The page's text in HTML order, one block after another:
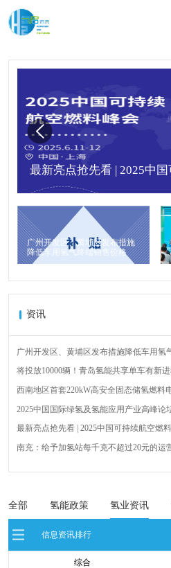
最新亮点抢先看 | 2025中
广州开发区、黄埔区发布措施
降低车用氢气终端销售价格
资讯
广州开发区、黄埔区发布措施降低车用氢
将投放10000辆！青岛氢能共享单车有新
西南地区首套220kW高安全固态储氢燃料
2025中国国际绿氢及氢能应用产业高峰论
最新亮点抢先看 | 2025中国可持续航空燃
南充：给予加氢站每千克不超过20元的运
成果验收工作会议在呼伦贝尔举行
新疆俊瑞温宿规模化制绿氢项目开工仪式
产业发展举办交流会
全部 氢能政策 氢业资讯
信息资讯排行
综合